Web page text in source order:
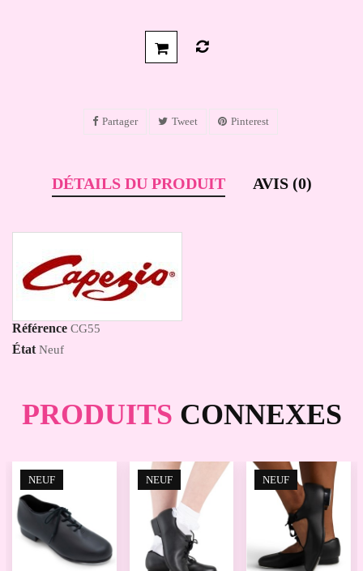
Partager Tweet Pinterest
DÉTAILS DU PRODUIT AVIS (0)
Référence CG55
État Neuf
PRODUITS CONNEXES
NEUF NEUF NEUF